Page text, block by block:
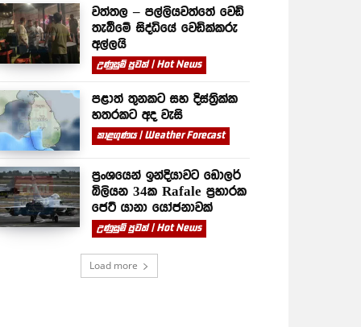
වත්තල – පල්ලියවත්තේ වෙඩි
තැබීමේ සිද්ධියේ වෙඩික්කරු
අල්ලයි
උණුසුම් පුවත් | Hot News
පළාත් තුනකට සහ දිස්ත්‍රික්ක
හතරකට අද වැසි
කාළගුණය | Weather Forecast
ප්‍රංශයෙන් ඉන්දියාවට ඩොලර්
බිලියන 34ක Rafale ප්‍රහාරක
ජෙට් යානා යෝජනාවක්
උණුසුම් පුවත් | Hot News
Load more